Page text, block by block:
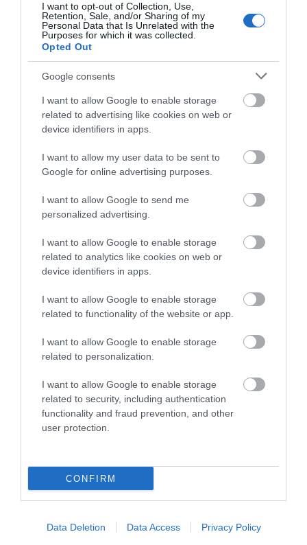
I want to opt-out of Collection, Use,
Retention, Sale, and/or Sharing of my
Personal Data that Is Unrelated with the
Purposes for which it was collected.
Opted Out
Google consents
I want to allow Google to enable storage
related to advertising like cookies on web or
device identifiers in apps.
I want to allow my user data to be sent to
Google for online advertising purposes.
I want to allow Google to send me
personalized advertising.
I want to allow Google to enable storage
related to analytics like cookies on web or
device identifiers in apps.
I want to allow Google to enable storage
related to functionality of the website or app.
I want to allow Google to enable storage
related to personalization.
I want to allow Google to enable storage
related to security, including authentication
functionality and fraud prevention, and other
user protection.
CONFIRM
Data Deletion Data Access Privacy Policy
IMEL Σαμπουάν New Line
Διαθέσιμο
3,43 €
Imel Σαμπουάν Όξινο
8,35 €
New Ways Σαμπουάν για
Βαμμένα Μαλλιά 1000ml
Διαθέσιμο
Βαμμένα Μαλλιά 400ml
Διαθέσιμο